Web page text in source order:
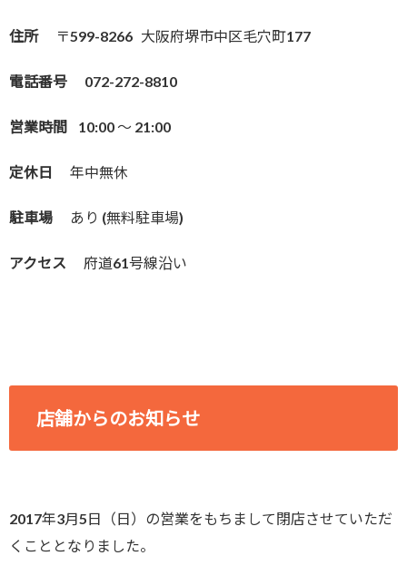
住所〒599-8266 大阪府堺市中区毛穴町177
電話番号 072-272-8810
営業時間 10:00 ～ 21:00
定休日 年中無休
駐車場 あり (無料駐車場)
アクセス 府道61号線沿い
店舗からのお知らせ
2017年3月5日（日）の営業をもちまして閉店させていただ
くこととなりました。